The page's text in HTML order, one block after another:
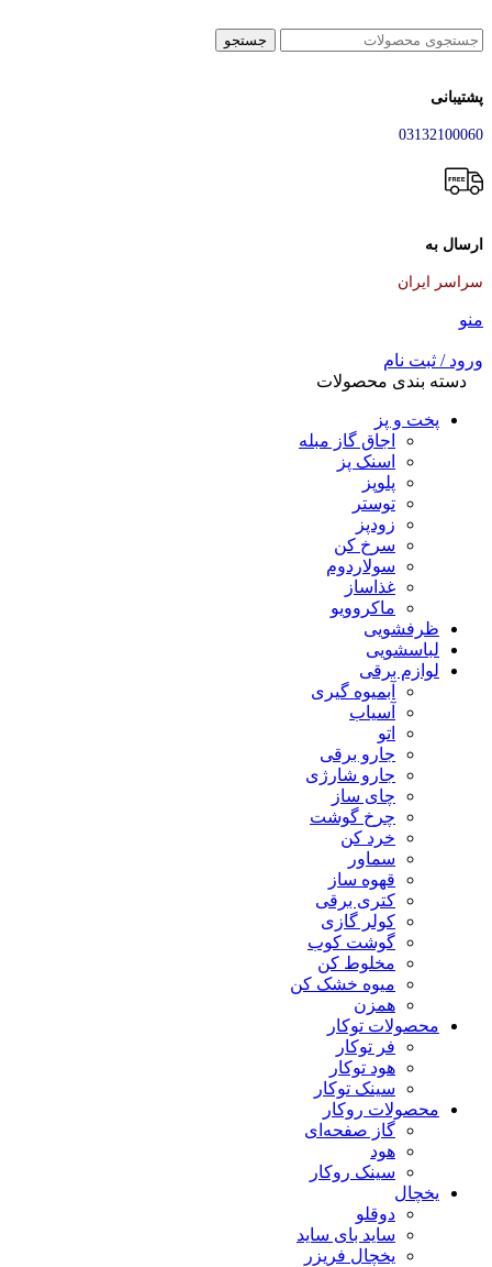
جستجو
پشتیبانی
03132100060
ارسال به
سراسر ایران
منو
ورود / ثبت نام
دسته بندی محصولات
پخت و پز
اجاق گاز مبله
اسنک پز
پلوپز
توستر
زودپز
سرخ کن
سولاردوم
غذاساز
ماکروویو
ظرفشویی
لباسشویی
لوازم برقی
آبمیوه گیری
آسیاب
اتو
جارو برقی
جارو شارژی
چای ساز
چرخ گوشت
خرد کن
سماور
قهوه ساز
کتری برقی
کولر گازی
گوشت کوب
مخلوط کن
میوه خشک کن
همزن
محصولات توکار
فر توکار
هود توکار
سینک توکار
محصولات روکار
گاز صفحه‌ای
هود
سینک روکار
یخچال
دوقلو
ساید بای ساید
یخچال فریزر